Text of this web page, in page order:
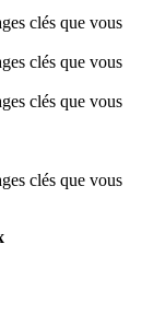
clés que vous
clés que vous
clés que vous
clés que vous